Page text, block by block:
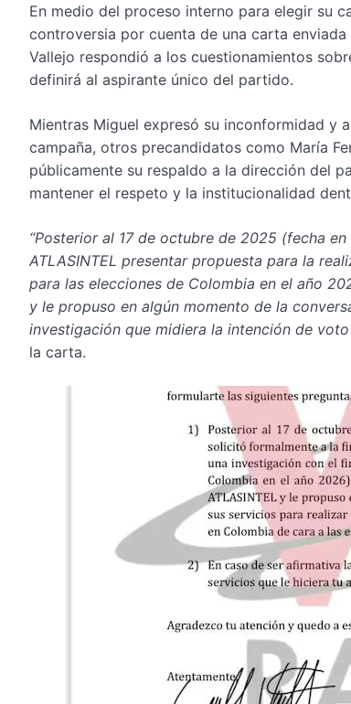
En medio del proceso interno para elegir su
controversia por cuenta de una carta
Vallejo respondió a los cuestionamientos
definirá al aspirante único del partido.
Mientras Miguel expresó su inconformidad y
campaña, otros precandidatos como María
públicamente su respaldo a la dirección del
mantener el respeto y la institucionalidad
“Posterior al 17 de octubre de 2025 (fecha
ATLASINTEL presentar propuesta para la
para las elecciones de Colombia en el año
y le propuso en algún momento de la
investigación que midiera la intención de
la carta.